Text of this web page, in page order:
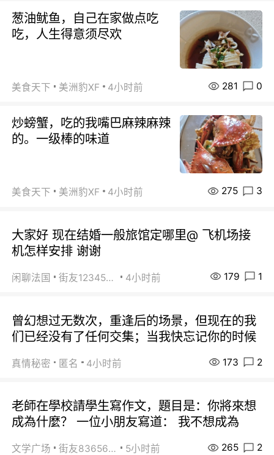
葱油鱿鱼，自己在家做点吃
吃，人生得意须尽欢
美食天下 美洲豹XF 4小时前 281 0
炒螃蟹，吃的我嘴巴麻辣麻辣
的。一级棒的味道
美食天下 美洲豹XF 4小时前 275 3
大家好 现在结婚一般旅馆定哪里@ 飞机场接
机怎样安排 谢谢
闲聊法国 街友1234567800 4小时前 179 1
曾幻想过无数次，重逢后的场景，但现在的我
们已经没有了任何交集；当我快忘记你的时候
真情秘密 匿名 4小时前 173 2
老師在學校請學生寫作文，題目是：你將來想
成為什麼？ 一位小朋友寫道： 我不想成為
文学广场 街友83656478 5小时前 265 2